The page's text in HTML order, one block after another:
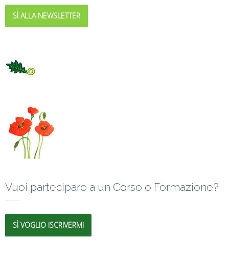
SÌ ALLA NEWSLETTER
Vuoi partecipare a un Corso o Formazione?
SÌ VOGLIO ISCRIVERMI